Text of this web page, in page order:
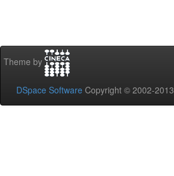
Theme by
DSpace Software Copyright © 2002-2013